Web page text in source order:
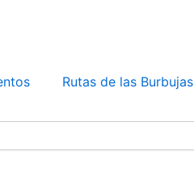
Rutas de las Burbujas